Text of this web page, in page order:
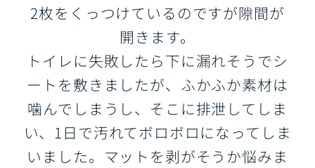
2枚をくっつけているのですが隙間が
開きます。
トイレに失敗したら下に漏れそうでシ
ートを敷きましたが、ふかふか素材は
噛んでしまうし、そこに排泄してしま
い、1日で汚れてボロボロになってしま
いました。マットを剥がそうか悩みま